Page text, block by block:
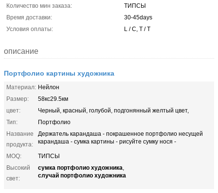
Количество мин заказа:
ТИПСЫ
Время доставки:
30-45days
Условия оплаты:
L / C, T / T
описание
Портфолио картины художника
Материал: Нейлон
Размер:
58кс29.5км
цвет:
Черный, красный, голубой, подгонянный желтый цвет,
Тип:
Портфолио
Название
продукта:
Держатель карандаша - покрашенное портфолио несущей
карандаша - сумка картины - рисуйте сумку нося -
MOQ:
ТИПСЫ
Высокий
свет:
сумка портфолио художника,
случай портфолио художника